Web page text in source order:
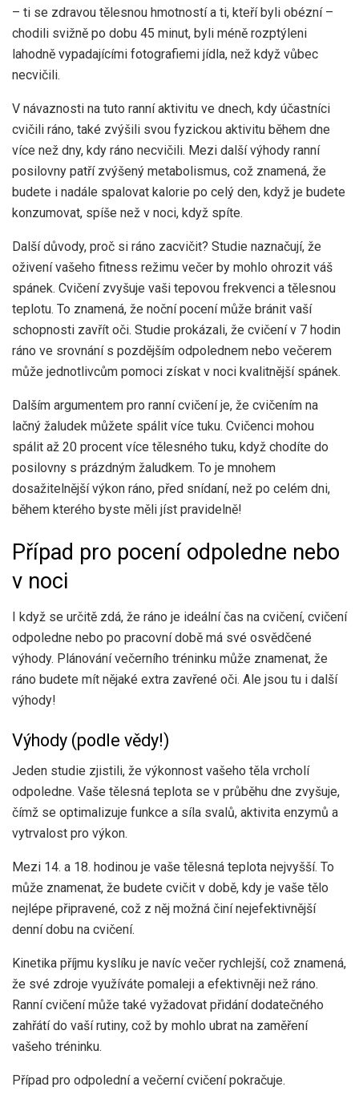
– ti se zdravou tělesnou hmotností a ti, kteří byli obézní –
chodili svižně po dobu 45 minut, byli méně rozptýleni
lahodně vypadajícími fotografiemi jídla, než když vůbec
necvičili.
V návaznosti na tuto ranní aktivitu ve dnech, kdy účastníci
cvičili ráno, také zvýšili svou fyzickou aktivitu během dne
více než dny, kdy ráno necvičili. Mezi další výhody ranní
posilovny patří zvýšený metabolismus, což znamená, že
budete i nadále spalovat kalorie po celý den, když je budete
konzumovat, spíše než v noci, když spíte.
Další důvody, proč si ráno zacvičit? Studie naznačují, že
oživení vašeho fitness režimu večer by mohlo ohrozit váš
spánek. Cvičení zvyšuje vaši tepovou frekvenci a tělesnou
teplotu. To znamená, že noční pocení může bránit vaší
schopnosti zavřít oči. Studie prokázali, že cvičení v 7 hodin
ráno ve srovnání s pozdějším odpolednem nebo večerem
může jednotlivcům pomoci získat v noci kvalitnější spánek.
Dalším argumentem pro ranní cvičení je, že cvičením na
lačný žaludek můžete spálit více tuku. Cvičenci mohou
spálit až 20 procent více tělesného tuku, když chodíte do
posilovny s prázdným žaludkem. To je mnohem
dosažitelnější výkon ráno, před snídaní, než po celém dni,
během kterého byste měli jíst pravidelně!
Případ pro pocení odpoledne nebo
v noci
I když se určitě zdá, že ráno je ideální čas na cvičení, cvičení
odpoledne nebo po pracovní době má své osvědčené
výhody. Plánování večerního tréninku může znamenat, že
ráno budete mít nějaké extra zavřené oči. Ale jsou tu i další
výhody!
Výhody (podle vědy!)
Jeden studie zjistili, že výkonnost vašeho těla vrcholí
odpoledne. Vaše tělesná teplota se v průběhu dne zvyšuje,
čímž se optimalizuje funkce a síla svalů, aktivita enzymů a
vytrvalost pro výkon.
Mezi 14. a 18. hodinou je vaše tělesná teplota nejvyšší. To
může znamenat, že budete cvičit v době, kdy je vaše tělo
nejlépe připravené, což z něj možná činí nejefektivnější
denní dobu na cvičení.
Kinetika příjmu kyslíku je navíc večer rychlejší, což znamená,
že své zdroje využíváte pomaleji a efektivněji než ráno.
Ranní cvičení může také vyžadovat přidání dodatečného
zahřátí do vaší rutiny, což by mohlo ubrat na zaměření
vašeho tréninku.
Případ pro odpolední a večerní cvičení pokračuje.